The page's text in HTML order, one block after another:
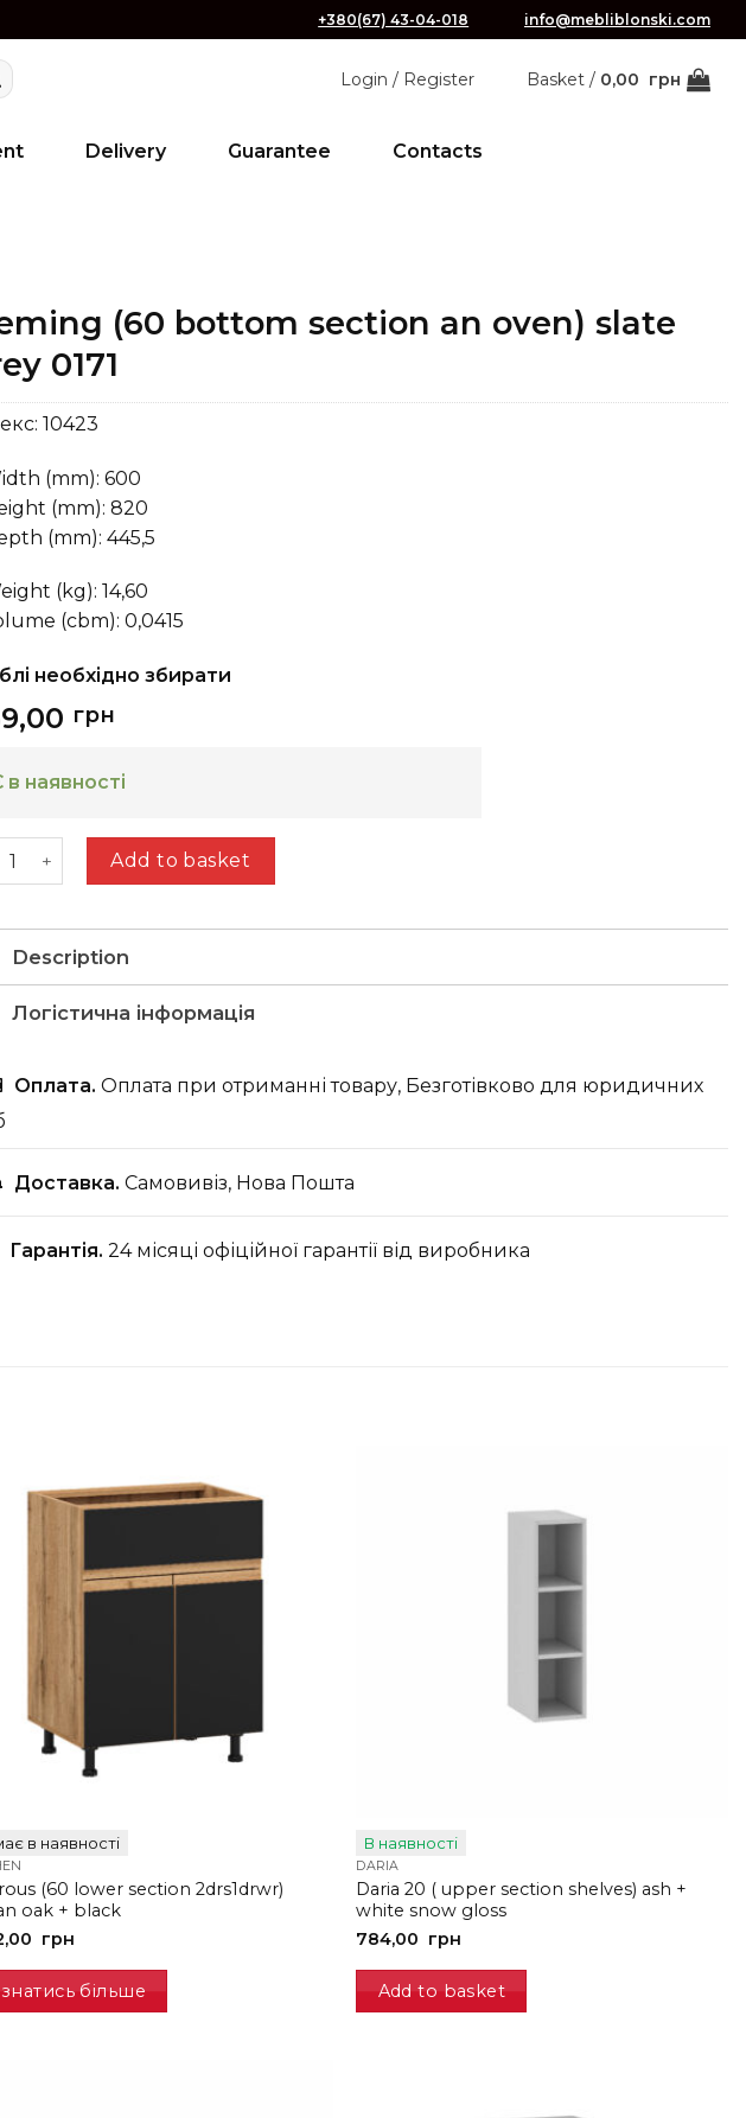
+380(67) 43-04-018 info@mebliblonski.com
Login / Register Basket / 0,00 грн
Delivery Guarantee Contacts
(60 bottom section an oven) slate
0171
10423
(mm): 600
(mm): 820
(mm): 445,5
(kg): 14,60
(cbm): 0,0415
необхідно збирати
грн
в наявності
(60 bottom section an oven) slate grey 0171 quantity
Add to basket
Description
Логістична інформація
Оплата. Оплата при отриманні товару, Безготівково для юридичних
Доставка. Самовивіз, Нова Пошта
Гарантія. 24 місяці офіційної гарантії від виробника
в наявності
(60 lower section 2drs1drwr)
oak + black
грн
більше
В наявності
DARIA
Daria 20 ( upper section shelves) ash +
white snow gloss
784,00 грн
Add to basket